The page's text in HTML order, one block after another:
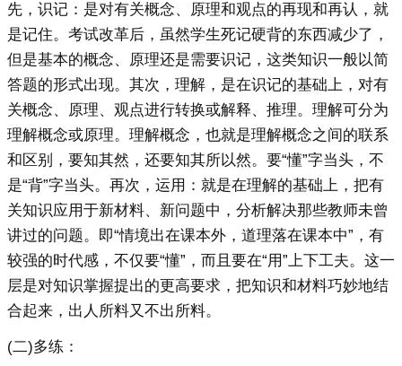
先，识记：是对有关概念、原理和观点的再现和再认，就
是记住。考试改革后，虽然学生死记硬背的东西减少了，
但是基本的概念、原理还是需要识记，这类知识一般以简
答题的形式出现。其次，理解，是在识记的基础上，对有
关概念、原理、观点进行转换或解释、推理。理解可分为
理解概念或原理。理解概念，也就是理解概念之间的联系
和区别，要知其然，还要知其所以然。要“懂”字当头，不
是“背”字当头。再次，运用：就是在理解的基础上，把有
关知识应用于新材料、新问题中，分析解决那些教师未曾
讲过的问题。即“情境出在课本外，道理落在课本中”，有
较强的时代感，不仅要“懂”，而且要在“用”上下工夫。这一
层是对知识掌握提出的更高要求，把知识和材料巧妙地结
合起来，出人所料又不出所料。
(二)多练：